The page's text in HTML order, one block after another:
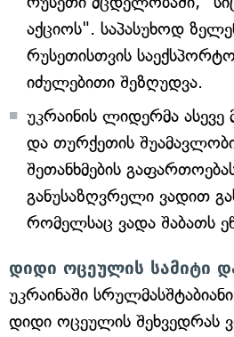
აქციოს". საპასუხოდ
რუსეთისთვის
იძულებითი შეზღუდვა.
უკრაინის ლიდერმა
და თურქეთის
შეთანხმების
განუსაზღვრელი ვადით
რომელსაც ვადა შაბათს
დიდი ოცეულის სამიტი
უკრაინაში
დიდი ოცეულის შეხვედრას